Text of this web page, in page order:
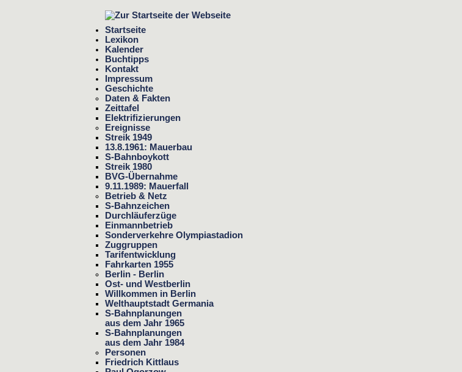
Startseite
Lexikon
Kalender
Buchtipps
Kontakt
Impressum
Geschichte
Daten & Fakten
Zeittafel
Elektrifizierungen
Ereignisse
Streik 1949
13.8.1961: Mauerbau
S-Bahnboykott
Streik 1980
BVG-Übernahme
9.11.1989: Mauerfall
Betrieb & Netz
S-Bahnzeichen
Durchläuferzüge
Einmannbetrieb
Sonderverkehre Olympiastadion
Zuggruppen
Tarifentwicklung
Fahrkarten 1955
Berlin - Berlin
Ost- und Westberlin
Willkommen in Berlin
Welthauptstadt Germania
S-Bahnplanungen
aus dem Jahr 1965
S-Bahnplanungen
aus dem Jahr 1984
Personen
Friedrich Kittlaus